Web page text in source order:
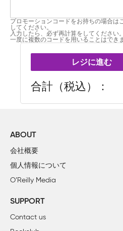
プロモーションコードをお持ちの場合は
してください。
入力したら、必ず再計算をしてください。
一度に複数のコードを用いることはでき
レジに進む
合計（税込）
ABOUT
会社概要
個人情報について
O’Reilly Media
SUPPORT
Contact us